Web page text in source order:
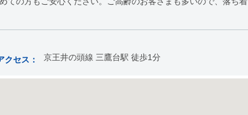
クセス： 京王井の頭線 三鷹台駅 徒歩1分